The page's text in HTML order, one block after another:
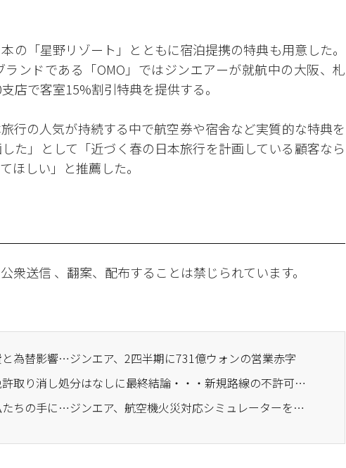
の「星野リゾート」とともに宿泊提携の特典も用意した。
ンドである「OMO」ではジンエアーが就航中の大阪、札
店で客室15%割引特典を提供する。
行の人気が持続する中で航空券や宿舎など実質的な特典を
た」として「近づく春の日本旅行を計画している顧客なら
ほしい」と推薦した。
衆送信 、翻案、配布することは禁じられています。
と為替影響…ジンエア、2四半期に731億ウォンの営業赤字
· ジンエア―、免許取り消し処分はなしに最終結論・・・新規路線の不許可および運航許可制限など制裁あり
· 乗客の安全は私たちの手に…ジンエア、航空機火災対応シミュレーターを導入